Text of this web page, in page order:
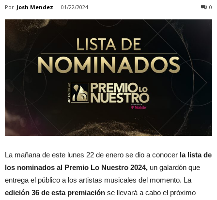
Por Josh Mendez - 01/22/2024 0
La mañana de este lunes 22 de enero se dio a conocer la lista de
los nominados al Premio Lo Nuestro 2024, un galardón que
entrega el público a los artistas musicales del momento. La
edición 36 de esta premiación se llevará a cabo el próximo